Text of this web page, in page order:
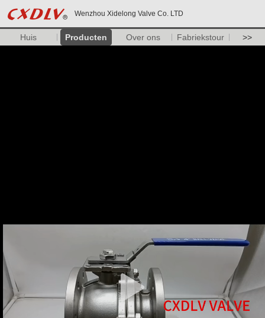
Wenzhou Xidelong Valve Co. LTD
Huis Producten Over ons Fabriekstour >>